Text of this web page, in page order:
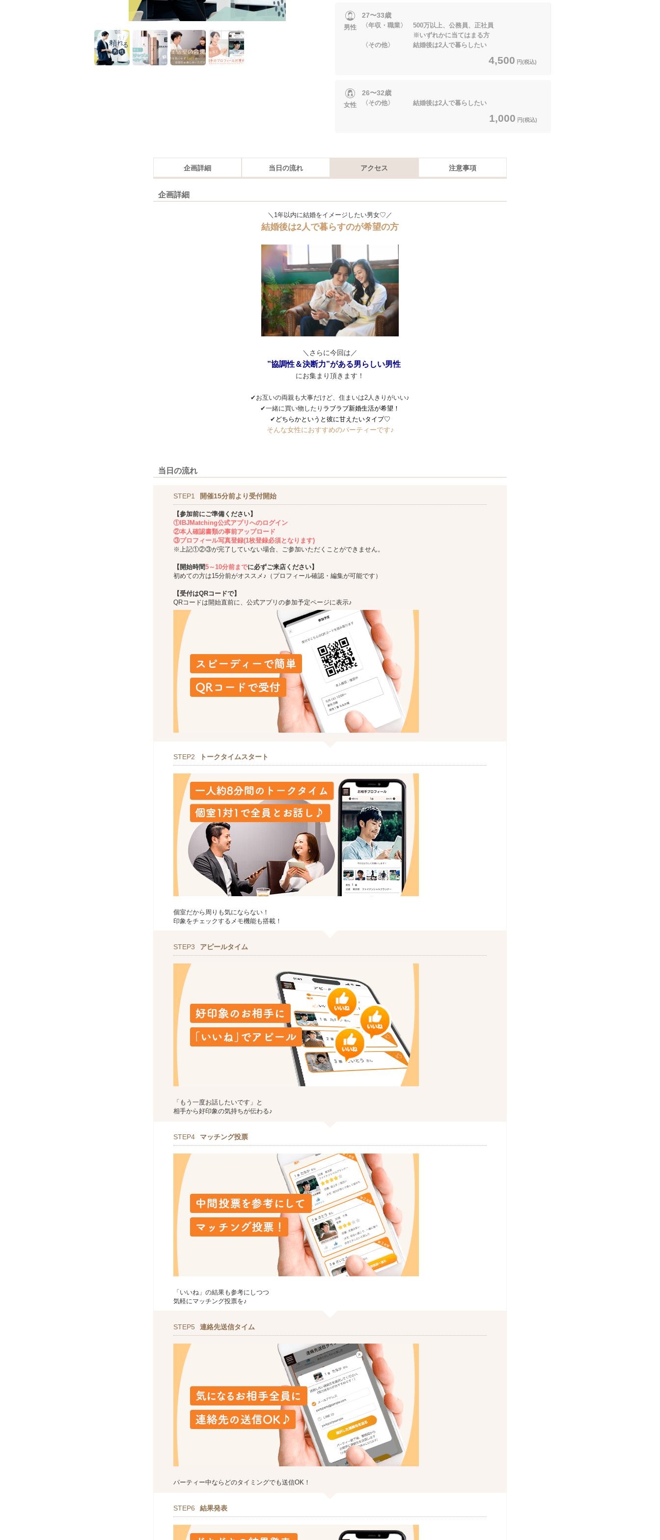
男性
27〜33歳
〈年収・職業〉 500万以上、公務員、正社員
※いずれかに当てはまる方
〈その他〉 結婚後は2人で暮らしたい
4,500 円(税込)
女性
26〜32歳
〈その他〉 結婚後は2人で暮らしたい
1,000 円(税込)
企画詳細 当日の流れ アクセス 注意事項
企画詳細
＼1年以内に結婚をイメージしたい男女♡／
結婚後は2人で暮らすのが希望の方
＼さらに今回は／
”協調性＆決断力”がある男らしい男性
にお集まり頂きます！
✔お互いの両親も大事だけど、住まいは2人きりがいい♪
✔一緒に買い物したり ラブラブ新婚生活が希望！
✔ どちらかというと彼に甘えたいタイプ♡
そんな女性におすすめのパーティーです♪
当日の流れ
STEP1 開催15分前より受付開始
【参加前にご準備ください】
①IBJMatching公式アプリへのログイン
②本人確認書類の事前アップロード
③プロフィール写真登録(1枚登録必須となります)
※上記①②③が完了していない場合、ご参加いただくことができません。
【開始時間5～10分前までに必ずご来店ください】
初めての方は15分前がオススメ♪（プロフィール確認・編集が可能です）
【受付はQRコードで】
QRコードは開始直前に、公式アプリの参加予定ページに表示♪
STEP2 トークタイムスタート
個室だから周りも気にならない！
印象をチェックするメモ機能も搭載！
STEP3 アピールタイム
「もう一度お話したいです」と
相手から好印象の気持ちが伝わる♪
STEP4 マッチング投票
「いいね」の結果も参考にしつつ
気軽にマッチング投票を♪
STEP5 連絡先送信タイム
パーティー中ならどのタイミングでも送信OK！
STEP6 結果発表